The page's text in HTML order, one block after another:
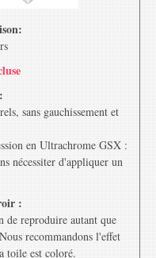
sans gauchissement et
en Ultrachrome GSX :
nécessiter d'appliquer un
:
de reproduire autant que
recommandons l'effet
toile est coloré.